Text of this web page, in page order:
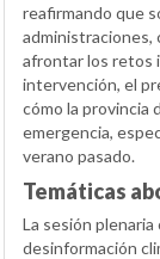
reafirmando que
administraciones,
afrontar los retos
intervención, el
cómo la provincia
emergencia,
verano pasado.
Temáticas
La sesión
desinformación